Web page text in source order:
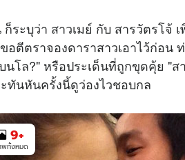
ก็ระบุว่า สาวเมย์ กับ สารวัตรโจ้
ตีตราจองดาราสาวเอาไว้ก่อน
นโล?" หรือประเด็นที่ถูกขุดคุ้ย "
ทันหันครั้งนี้ดูว่องไวชอบกล
9+
พทั้งหมด